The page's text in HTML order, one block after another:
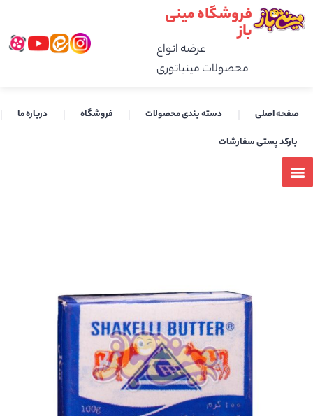
فروشگاه مینی
باز
عرضه انواع
محصولات مینیاتوری
صفحه اصلی دسته بندی محصولات فروشگاه
درباره ما
بارکد پستی سفارشات